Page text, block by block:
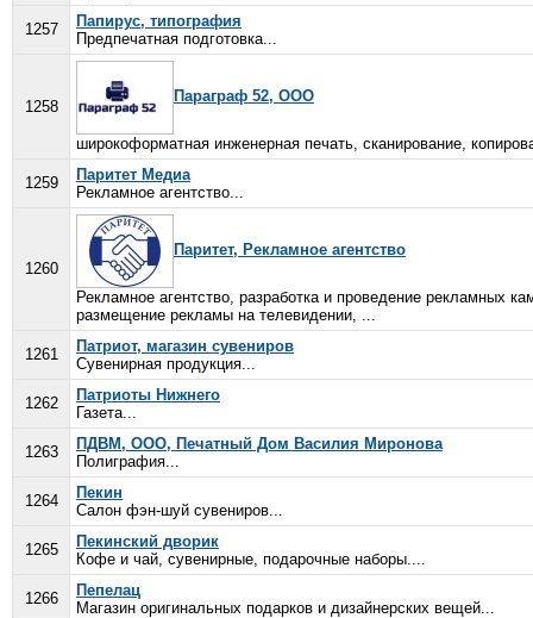
1257
Папирус, типография
Предпечатная подготовка...
1258
Параграф 52, ООО
широкоформатная инженерная печать, сканирование,
1259
Паритет Медиа
Рекламное агентство...
1260
Паритет, Рекламное агентство
Рекламное агентство, разработка и проведение рекламных
размещение рекламы на телевидении, ...
1261
Патриот, магазин сувениров
Сувенирная продукция...
1262
Патриоты Нижнего
Газета...
1263
ПДВМ, ООО, Печатный Дом Василия Миронова
Полиграфия...
1264
Пекин
Салон фэн-шуй сувениров...
1265
Пекинский дворик
Кофе и чай, сувенирные, подарочные наборы....
1266
Пепелац
Магазин оригинальных подарков и дизайнерских вещей...